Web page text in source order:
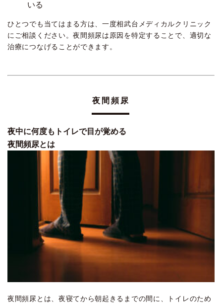
いる
ひとつでも当てはまる方は、一度相武台メディカルクリニック
にご相談ください。夜間頻尿は原因を特定することで、適切な
治療につなげることができます。
夜間頻尿
夜中に何度もトイレで目が覚める
夜間頻尿とは
夜間頻尿とは、夜寝てから朝起きるまでの間に、トイレのため